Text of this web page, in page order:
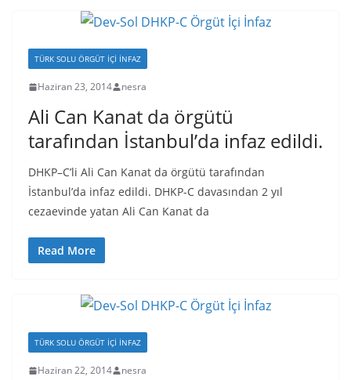
TÜRK SOLU ÖRGÜT İÇI İNFAZ
Haziran 23, 2014 nesra
Ali Can Kanat da örgütü
tarafından İstanbul’da infaz edildi.
DHKP–C’li Ali Can Kanat da örgütü tarafından
İstanbul’da infaz edildi. DHKP-C davasından 2 yıl
cezaevinde yatan Ali Can Kanat da
Read More
TÜRK SOLU ÖRGÜT İÇI İNFAZ
Haziran 22, 2014 nesra